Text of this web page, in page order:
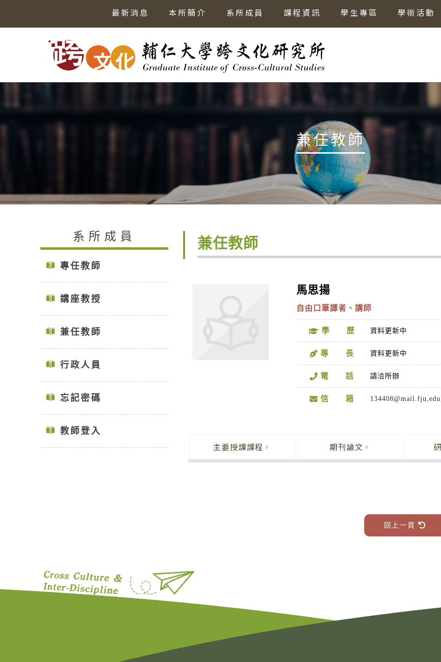
最新消息 本所簡介 系所成員 課程資訊 學生專區 學術活動
兼任教師
系所成員
專任教師
講座教授
兼任教師
行政人員
忘記密碼
教師登入
兼任教師
馬思揚
自由口筆譯者、講師
學 歷 資料更新中
專 長 資料更新中
電 話 請洽所辦
信 箱
主要授課課程 期刊論文
回上一頁